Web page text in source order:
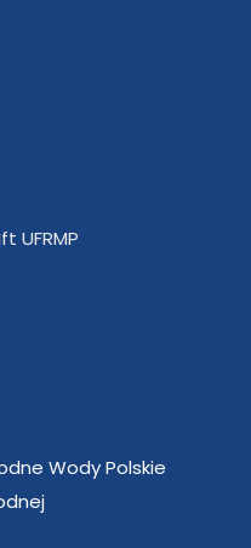
UFRMP
Wody Polskie